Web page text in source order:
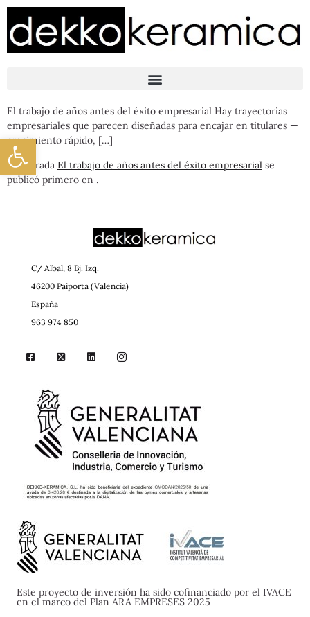
Abrir barra de herramientas
El trabajo de años antes del éxito empresarial Hay trayectorias
empresariales que parecen diseñadas para encajar en titulares —
crecimiento rápido, […]
La entrada El trabajo de años antes del éxito empresarial se
publicó primero en .
C/ Albal, 8 Bj. Izq.
46200 Paiporta (Valencia)
España
963 974 850
Este proyecto de inversión ha sido cofinanciado por el IVACE
en el marco del Plan ARA EMPRESES 2025